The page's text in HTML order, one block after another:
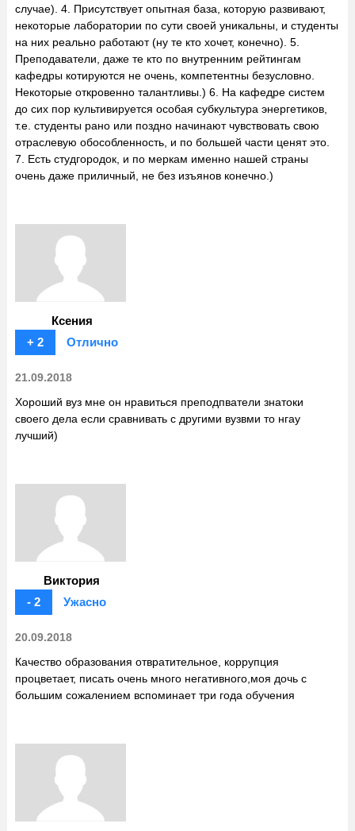
случае). 4. Присутствует опытная база, которую развивают,
некоторые лаборатории по сути своей уникальны, и студенты
на них реально работают (ну те кто хочет, конечно). 5.
Преподаватели, даже те кто по внутренним рейтингам
кафедры котируются не очень, компетентны безусловно.
Некоторые откровенно талантливы.) 6. На кафедре систем
до сих пор культивируется особая субкультура энергетиков,
т.е. студенты рано или поздно начинают чувствовать свою
отраслевую обособленность, и по большей части ценят это.
7. Есть студгородок, и по меркам именно нашей страны
очень даже приличный, не без изъянов конечно.)
Ксения
+ 2
Отлично
21.09.2018
Хороший вуз мне он нравиться преподпватели знатоки
своего дела если сравнивать с другими вузвми то нгау
лучший)
Виктория
- 2
Ужасно
20.09.2018
Качество образования отвратительное, коррупция
процветает, писать очень много негативного,моя дочь с
большим сожалением вспоминает три года обучения